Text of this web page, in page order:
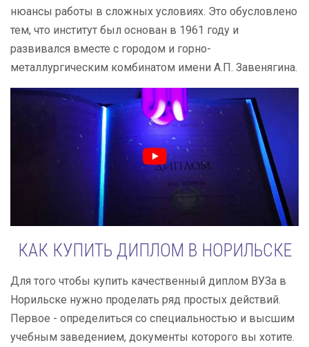
нюансы работы в сложных условиях. Это обусловлено
тем, что институт был основан в 1961 году и
развивался вместе с городом и горно-
металлургическим комбинатом имени А.П. Завенягина.
КАК КУПИТЬ ДИПЛОМ В НОРИЛЬСКЕ
Для того чтобы купить качественный диплом ВУЗа в
Норильске нужно проделать ряд простых действий.
Первое - определиться со специальностью и высшим
учебным заведением, документы которого вы хотите.